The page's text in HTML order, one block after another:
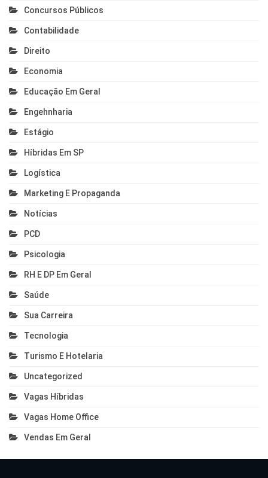
Concursos Públicos
Contabilidade
Direito
Economia
Educação Em Geral
Engehnharia
Estágio
Híbridas Em SP
Logística
Marketing E Propaganda
Notícias
PCD
Psicologia
RH E DP Em Geral
Saúde
Sua Carreira
Tecnologia
Turismo E Hotelaria
Uncategorized
Vagas Híbridas
Vagas Home Office
Vendas Em Geral